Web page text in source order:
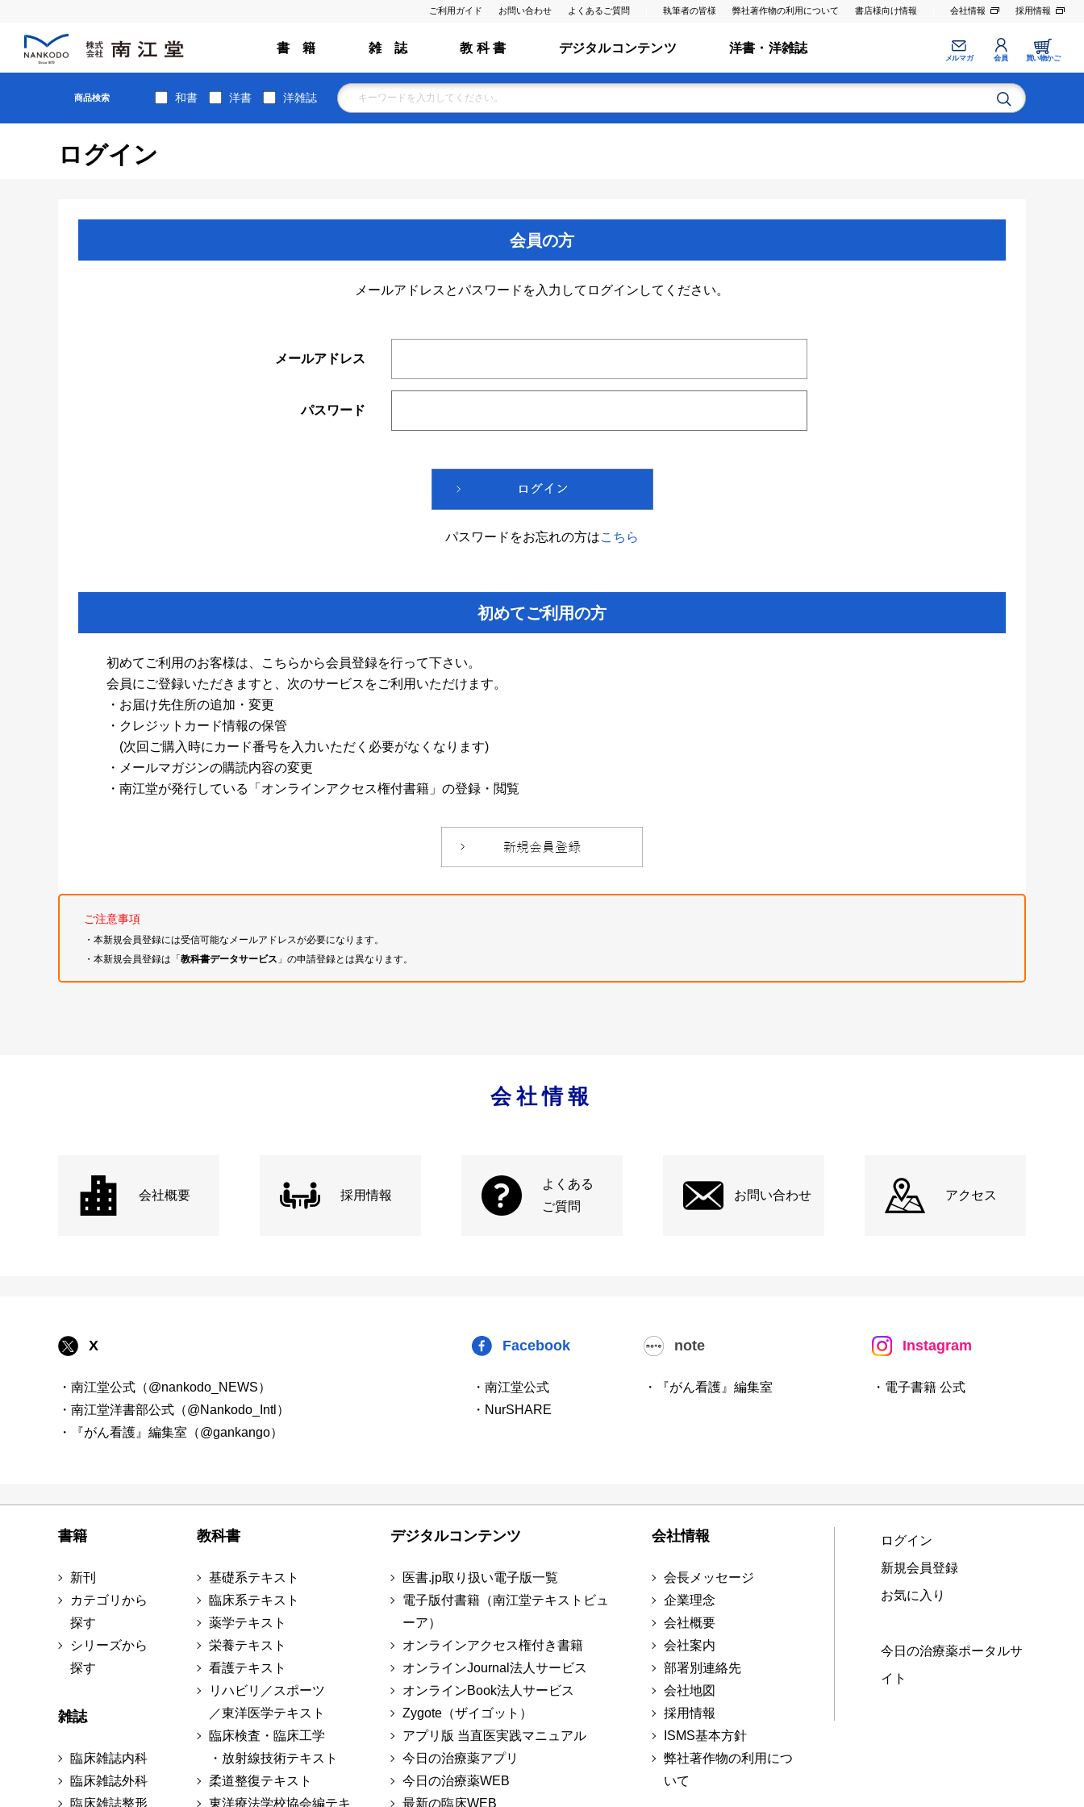
ご利用ガイド お問い合わせ よくあるご質問 執筆者の皆様 弊社著作物の利用について 書店様向け情報 会社情報 採用情報
書 籍 雑 誌 教 科 書 デジタルコンテンツ 洋書・洋雑誌
メルマガ 会員 買い物かご
商品検索 和書 洋書 洋雑誌
ログイン
会員の方
メールアドレスとパスワードを入力してログインしてください。
メールアドレス
パスワード
パスワードをお忘れの方はこちら
初めてご利用の方
初めてご利用のお客様は、こちらから会員登録を行って下さい。
会員にご登録いただきますと、次のサービスをご利用いただけます。
・お届け先住所の追加・変更
・クレジットカード情報の保管
(次回ご購入時にカード番号を入力いただく必要がなくなります)
・メールマガジンの購読内容の変更
・南江堂が発行している「オンラインアクセス権付書籍」の登録・閲覧
ご注意事項
・本新規会員登録には受信可能なメールアドレスが必要になります。
・本新規会員登録は「教科書データサービス 」の申請登録とは異なります。
会社情報
会社概要 採用情報
よくある
ご質問
お問い合わせ アクセス
X
・南江堂公式（@nankodo_NEWS）
・南江堂洋書部公式（@Nankodo_Intl）
・『がん看護』編集室（@gankango）
Facebook
・南江堂公式
・NurSHARE
note
・『がん看護』編集室
Instagram
・電子書籍 公式
書籍
新刊
カテゴリから
探す
シリーズから
探す
雑誌
臨床雑誌内科
臨床雑誌外科
臨床雑誌整形
教科書
基礎系テキスト
臨床系テキスト
薬学テキスト
栄養テキスト
看護テキスト
リハビリ／スポーツ
／東洋医学テキスト
臨床検査・臨床工学
・放射線技術テキスト
柔道整復テキスト
東洋療法学校協会編テキ
デジタルコンテンツ
医書.jp取り扱い電子版一覧
電子版付書籍（南江堂テキストビュ
ーア）
オンラインアクセス権付き書籍
オンラインJournal法人サービス
オンラインBook法人サービス
Zygote（ザイゴット）
アプリ版 当直医実践マニュアル
今日の治療薬アプリ
今日の治療薬WEB
最新の臨床WEB
会社情報
会長メッセージ
企業理念
会社概要
会社案内
部署別連絡先
会社地図
採用情報
ISMS基本方針
弊社著作物の利用につ
いて
ログイン
新規会員登録
お気に入り
今日の治療薬ポータルサ
イト